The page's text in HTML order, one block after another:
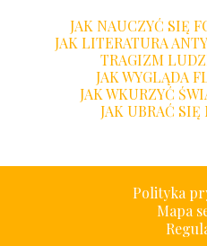
JAK NAUCZYĆ SIĘ
JAK LITERATURA
TRAGIZM
JAK WYGLĄDA
JAK WKURZYĆ
JAK UBRAĆ SIĘ
Polityka
Mapa